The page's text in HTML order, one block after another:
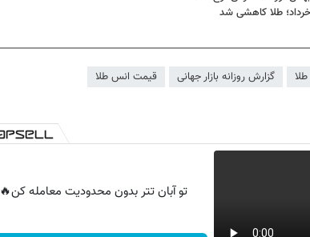
گزارش روزانه بازار جهانی قیمت انس طلا
تو آبان تتر بدون محدودیت معامله کن🔥